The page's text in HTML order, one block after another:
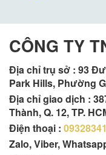
CÔNG TY
Địa chỉ trụ sở : 93
Park Hills, Phường
Địa chỉ giao dịch :
Thành, Q. 12, TP.
Điện thoại :
Zalo, Viber,